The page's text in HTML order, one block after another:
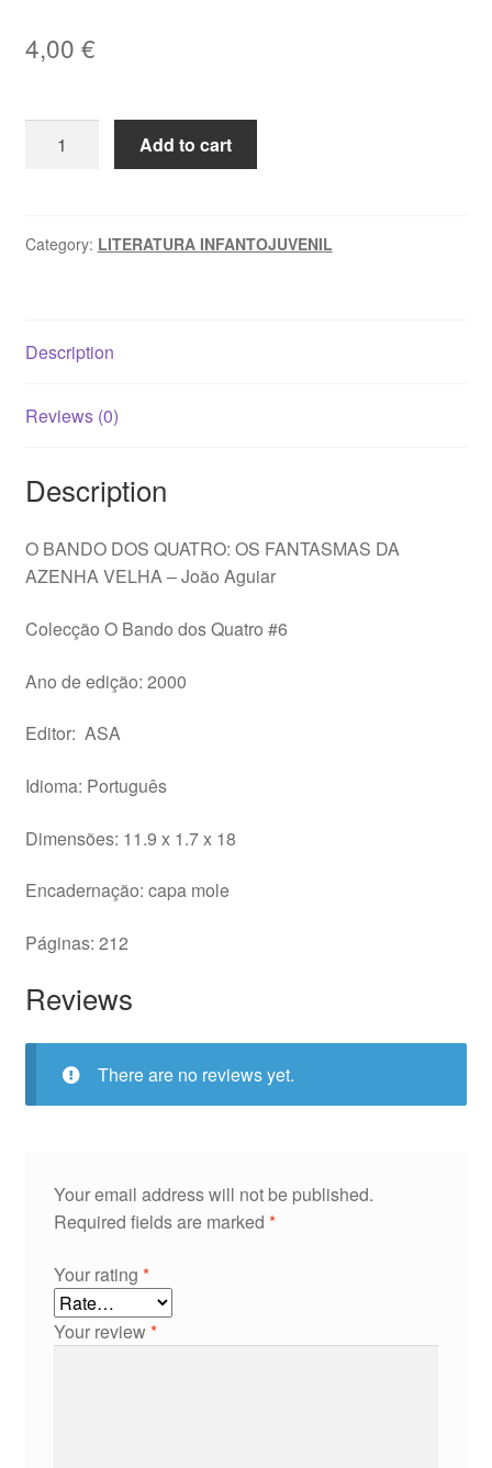
4,00 €
BANDO
OS
VELHA
João
Add to cart
Category: LITERATURA INFANTOJUVENIL
Description
Reviews (0)
Description
O BANDO DOS QUATRO: OS FANTASMAS DA
AZENHA VELHA – João Aguiar
Colecção O Bando dos Quatro #6
Ano de edição: 2000
Editor: ASA
Idioma: Português
Dimensões: 11.9 x 1.7 x 18
Encadernação: capa mole
Páginas: 212
Reviews
There are no reviews yet.
Your email address will not be published.
Required fields are marked *
Your rating *
Your review*